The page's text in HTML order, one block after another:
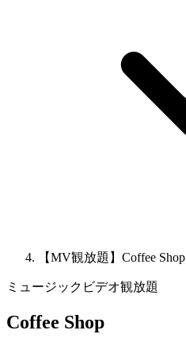
【MV観放題】Coffee Shop
ミュージックビデオ観放題
Coffee Shop